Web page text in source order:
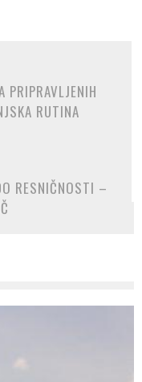
PRIPRAVLJENIH
RUTINA
RESNIČNOSTI –